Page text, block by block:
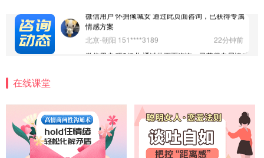
微信用户 巧?媚儿 通过此页面咨询，已获得专属情感
方案
上海-浦东 177****9074
56分钟前
方案
湖北-武汉 135****7410
41分钟前
微信用户 困困魚? 通过此页面咨询，已获得专属情感
方案
在线课堂